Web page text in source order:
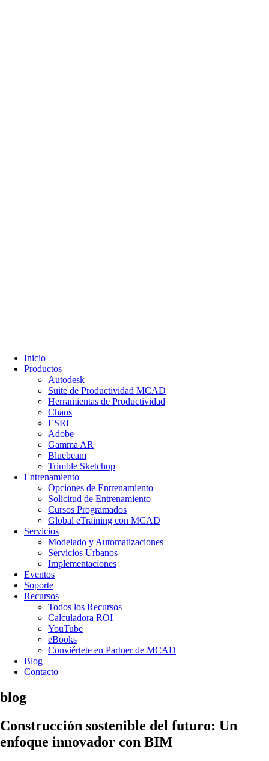
Inicio
Productos
Autodesk
Suite de Productividad MCAD
Herramientas de Productividad
Chaos
ESRI
Adobe
Gamma AR
Bluebeam
Trimble Sketchup
Entrenamiento
Opciones de Entrenamiento
Solicitud de Entrenamiento
Cursos Programados
Global eTraining con MCAD
Servicios
Modelado y Automatizaciones
Servicios Urbanos
Implementaciones
Eventos
Soporte
Recursos
Todos los Recursos
Calculadora ROI
YouTube
eBooks
Conviértete en Partner de MCAD
Blog
Contacto
blog
Construcción sostenible del futuro: Un
enfoque innovador con BIM